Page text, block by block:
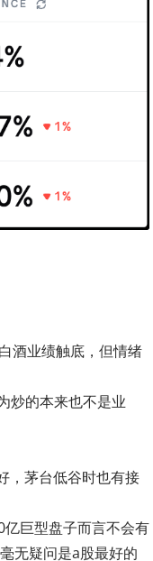
酒业绩触底，但情绪
炒的本来也不是业
，茅台低谷时也有接
巨型盘子而言不会有
无疑问是a股最好的